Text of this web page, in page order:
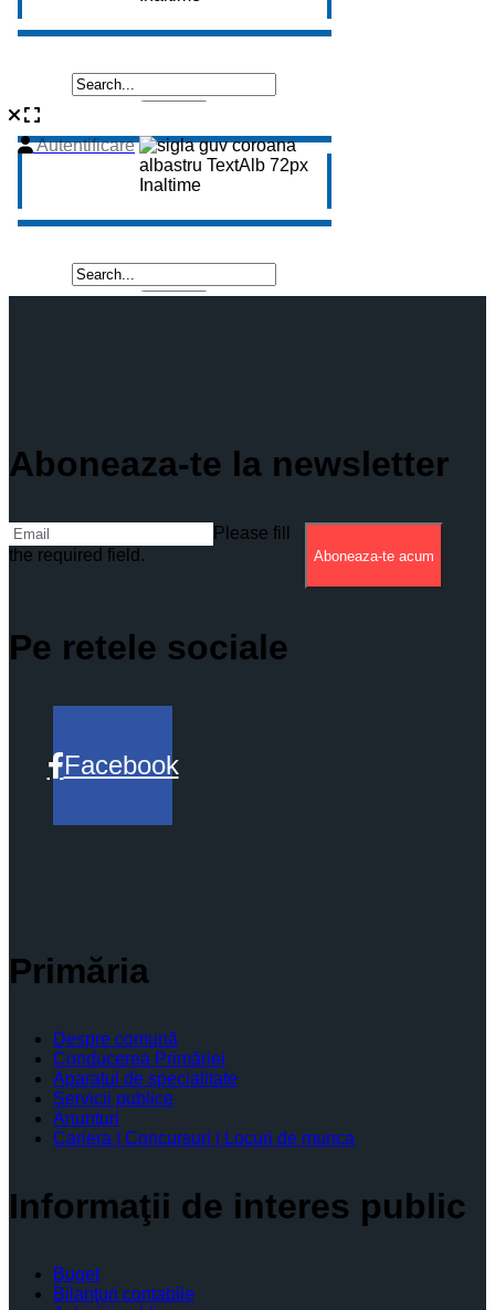
Aboneaza-te la newsletter
Please fill
the required field.
Aboneaza-te acum
Pe retele sociale
Facebook
Primăria
Despre comună
Conducerea Primăriei
Aparatul de specialitate
Servicii publice
Anunturi
Cariera | Concursuri | Locuri de munca
Informaţii de interes public
Buget
Bilanţuri contabile